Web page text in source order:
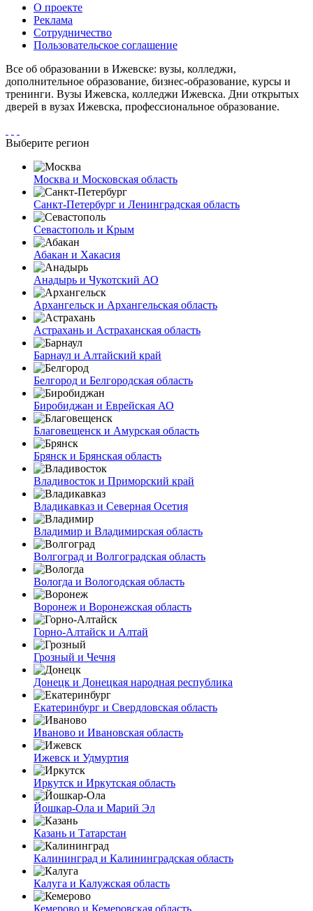
О проекте
Реклама
Сотрудничество
Пользовательское соглашение
Все об образовании в Ижевске: вузы, колледжи,
дополнительное образование, бизнес-образование, курсы и
тренинги. Вузы Ижевска, колледжи Ижевска. Дни открытых
дверей в вузах Ижевска, профессиональное образование.
Выберите регион
Москва и Московская область
Санкт-Петербург и Ленинградская область
Севастополь и Крым
Абакан и Хакасия
Анадырь и Чукотский АО
Архангельск и Архангельская область
Астрахань и Астраханская область
Барнаул и Алтайский край
Белгород и Белгородская область
Биробиджан и Еврейская АО
Благовещенск и Амурская область
Брянск и Брянская область
Владивосток и Приморский край
Владикавказ и Северная Осетия
Владимир и Владимирская область
Волгоград и Волгоградская область
Вологда и Вологодская область
Воронеж и Воронежская область
Горно-Алтайск и Алтай
Грозный и Чечня
Донецк и Донецкая народная республика
Екатеринбург и Свердловская область
Иваново и Ивановская область
Ижевск и Удмуртия
Иркутск и Иркутская область
Йошкар-Ола и Марий Эл
Казань и Татарстан
Калининград и Калининградская область
Калуга и Калужская область
Кемерово и Кемеровская область